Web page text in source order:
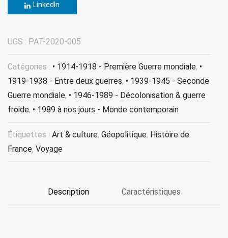
LinkedIn
UGS : PAT-2020-005
Catégories : • 1914-1918 - Première Guerre mondiale, •
1919-1938 - Entre deux guerres, • 1939-1945 - Seconde
Guerre mondiale, • 1946-1989 - Décolonisation & guerre
froide, • 1989 à nos jours - Monde contemporain
Étiquettes : Art & culture, Géopolitique, Histoire de
France, Voyage
Description Caractéristiques